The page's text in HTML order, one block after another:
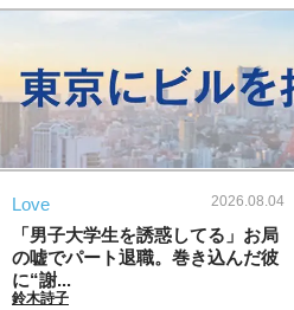
Love 2026.08.04
「男子大学生を誘惑してる」お局
の嘘でパート退職。巻き込んだ彼
に“謝...
鈴木詩子